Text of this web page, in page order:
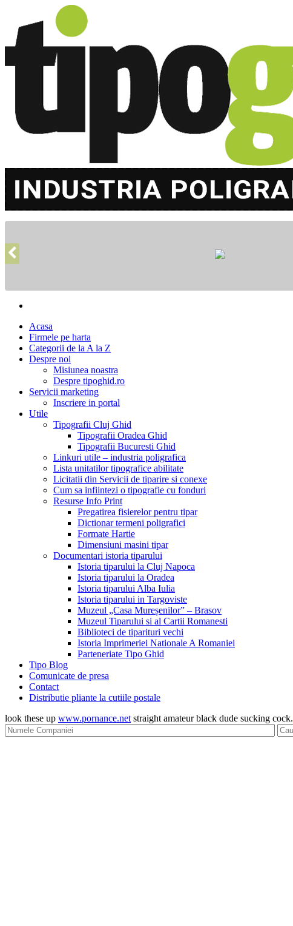
Acasa
Firmele pe harta
Categorii de la A la Z
Despre noi
Misiunea noastra
Despre tipoghid.ro
Servicii marketing
Inscriere in portal
Utile
Tipografii Cluj Ghid
Tipografii Oradea Ghid
Tipografii Bucuresti Ghid
Linkuri utile – industria poligrafica
Lista unitatilor tipografice abilitate
Licitatii din Servicii de tiparire si conexe
Cum sa infiintezi o tipografie cu fonduri
Resurse Info Print
Pregatirea fisierelor pentru tipar
Dictionar termeni poligrafici
Formate Hartie
Dimensiuni masini tipar
Documentari istoria tiparului
Istoria tiparului la Cluj Napoca
Istoria tiparului la Oradea
Istoria tiparului Alba Iulia
Istoria tiparului in Targoviste
Muzeul „Casa Mureșenilor” – Brasov
Muzeul Tiparului si al Cartii Romanesti
Biblioteci de tiparituri vechi
Istoria Imprimeriei Nationale A Romaniei
Parteneriate Tipo Ghid
Tipo Blog
Comunicate de presa
Contact
Distributie pliante la cutiile postale
look these up www.pornance.net straight amateur black dude sucking cock.